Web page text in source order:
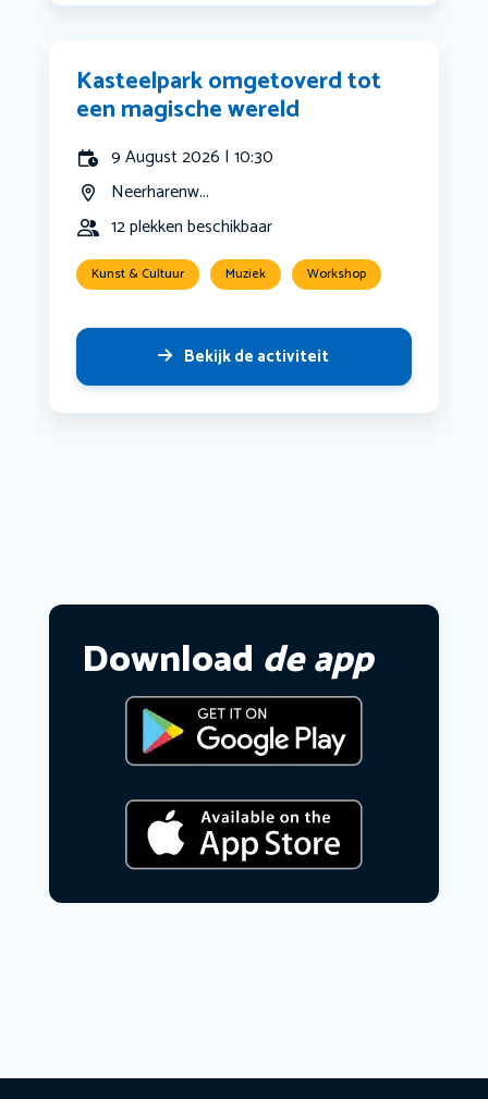
Kasteelpark omgetoverd tot
een magische wereld
9 August 2026 | 10:30
Neerharenw...
12 plekken beschikbaar
Kunst & Cultuur Muziek Workshop
Bekijk de activiteit
Download de app